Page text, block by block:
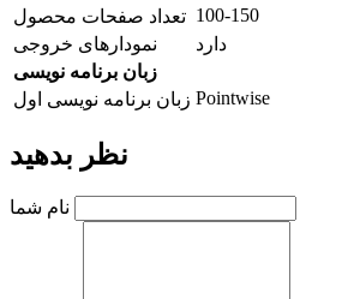
تعداد صفحات محصول 100-150
نمودارهای خروجی
دارد
زبان برنامه نویسی
زبان برنامه نویسی اول Pointwise
نظر بدهید
نام شما